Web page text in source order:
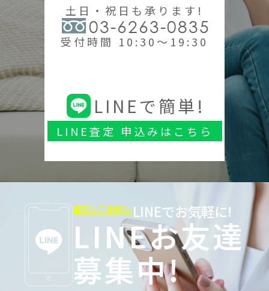
土日・祝日も承ります!
03-6263-0835
受付時間 10:30～19:30
LINEで簡単!
LINE査定 申込みはこちら
査定もご相談も LINEでお気軽に!
LINEお友達
募集中!